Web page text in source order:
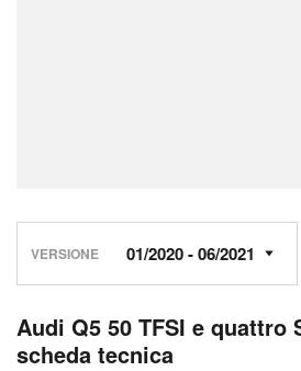
VERSIONE
Audi Q5 50 TFSI e quattro
scheda tecnica